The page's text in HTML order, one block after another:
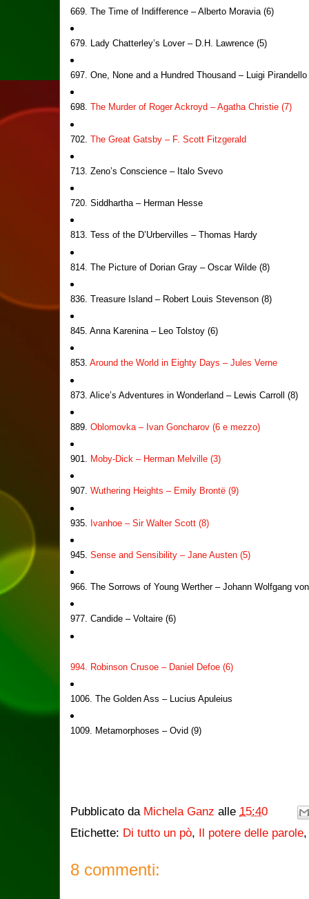
669. The Time of Indifference – Alberto Moravia (6)
679. Lady Chatterley’s Lover – D.H. Lawrence (5)
697. One, None and a Hundred Thousand – Luigi Pirandello
698. The Murder of Roger Ackroyd – Agatha Christie (7)
702. The Great Gatsby – F. Scott Fitzgerald
713. Zeno’s Conscience – Italo Svevo
720. Siddhartha – Herman Hesse
813. Tess of the D’Urbervilles – Thomas Hardy
814. The Picture of Dorian Gray – Oscar Wilde (8)
836. Treasure Island – Robert Louis Stevenson (8)
845. Anna Karenina – Leo Tolstoy (6)
853. Around the World in Eighty Days – Jules Verne
873. Alice’s Adventures in Wonderland – Lewis Carroll (8)
889. Oblomovka – Ivan Goncharov (6 e mezzo)
901. Moby-Dick – Herman Melville (3)
907. Wuthering Heights – Emily Brontë (9)
935. Ivanhoe – Sir Walter Scott (8)
945. Sense and Sensibility – Jane Austen (5)
966. The Sorrows of Young Werther – Johann Wolfgang
977. Candide – Voltaire (6)
994. Robinson Crusoe – Daniel Defoe (6)
1006. The Golden Ass – Lucius Apuleius
1009. Metamorphoses – Ovid (9)
Pubblicato da Michela Ganz alle 15:40
Etichette: Di tutto un pò, Il potere delle parole
8 commenti: